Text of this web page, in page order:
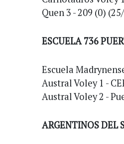
Quen 3 - 209 (0)
ESCUELA 736
Escuela
Austral Voley 1 -
Austral Voley 2 -
ARGENTINOS DEL